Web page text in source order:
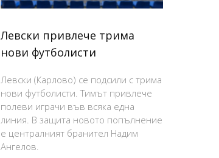
Левски привлече трима
нови футболисти
Левски (Карлово) се подсили с трима
нови футболисти. Тимът привлече
полеви играчи във всяка една
линия. В защита новото попълнение
е централният бранител Надим
Ангелов.